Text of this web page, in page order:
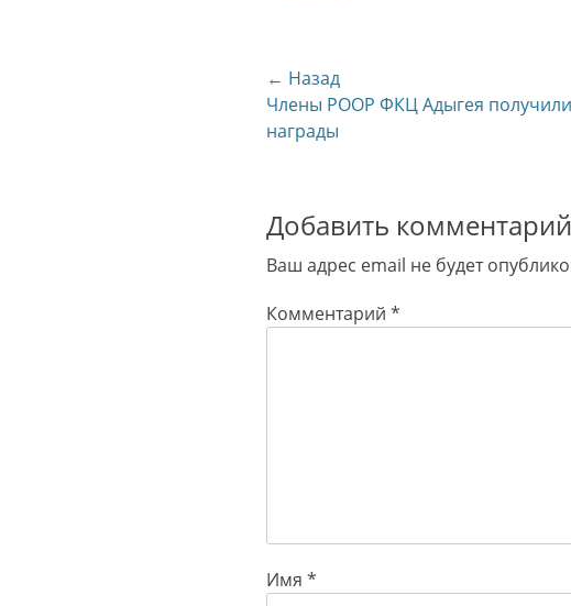
Навигация
по
записям
← Назад
Предыдущая
запись:
Члены РООР ФКЦ Адыгея
награды
Добавить комментарий
Ваш адрес email не будет
Комментарий *
Имя *